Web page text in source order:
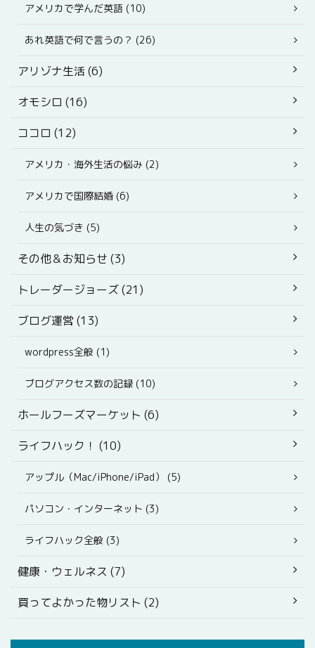
アメリカで学んだ英語 (10)
あれ英語で何で言うの？ (26)
アリゾナ生活 (6)
オモシロ (16)
ココロ (12)
アメリカ・海外生活の悩み (2)
アメリカで国際結婚 (6)
人生の気づき (5)
その他＆お知らせ (3)
トレーダージョーズ (21)
ブログ運営 (13)
wordpress全般 (1)
ブログアクセス数の記録 (10)
ホールフーズマーケット (6)
ライフハック！ (10)
アップル（Mac/iPhone/iPad） (5)
パソコン・インターネット (3)
ライフハック全般 (3)
健康・ウェルネス (7)
買ってよかった物リスト (2)